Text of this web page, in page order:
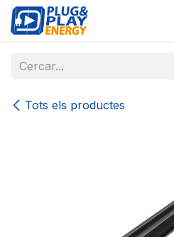
Skip to Content
Tots els productes